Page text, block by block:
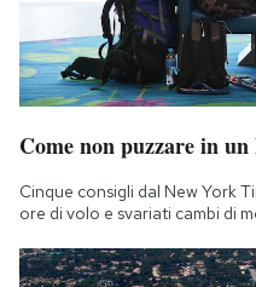
Come non puzzare in
Cinque consigli dal New York
ore di volo e svariati cambi di